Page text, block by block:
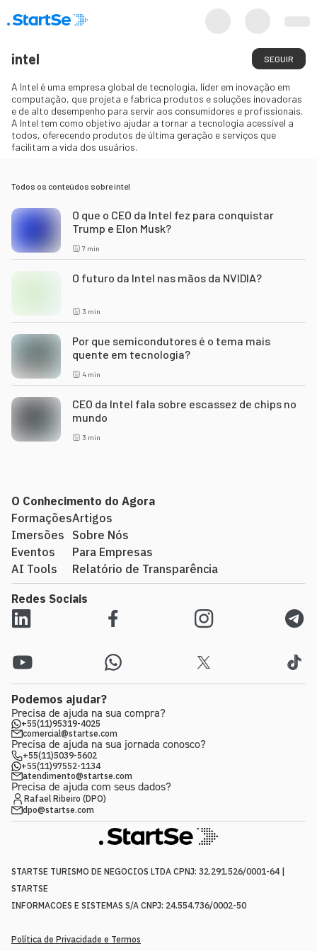
intel SEGUIR
A Intel é uma empresa global de tecnologia, líder em inovação em
computação, que projeta e fabrica produtos e soluções inovadoras
e de alto desempenho para servir aos consumidores e profissionais.
A Intel tem como objetivo ajudar a tornar a tecnologia acessível a
todos, oferecendo produtos de última geração e serviços que
facilitam a vida dos usuários.
Todos os conteúdos sobreintel
O que o CEO da Intel fez para conquistar
Trump e Elon Musk?
7 min
O futuro da Intel nas mãos da NVIDIA?
3 min
Por que semicondutores é o tema mais
quente em tecnologia?
4 min
CEO da Intel fala sobre escassez de chips no
mundo
3 min
O Conhecimento do Agora
Formações
Imersões
Eventos
AI Tools
Artigos
Sobre Nós
Para Empresas
Relatório de Transparência
Redes Sociais
Podemos ajudar?
Precisa de ajuda na sua compra?
+55(11)95319-4025
comercial@startse.com
Precisa de ajuda na sua jornada conosco?
+55(11)5039-5602
+55(11)97552-1134
atendimento@startse.com
Precisa de ajuda com seus dados?
Rafael Ribeiro (DPO)
dpo@startse.com
STARTSE TURISMO DE NEGOCIOS LTDA CPNJ: 32.291.526/0001-64 |
STARTSE
INFORMACOES E SISTEMAS S/A CNPJ: 24.554.736/0002-50
Política de Privacidade e Termos